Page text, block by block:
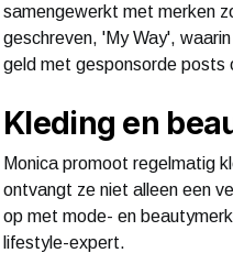
samengewerkt met merken
geschreven, 'My Way',
geld met gesponsorde posts
Kleding en
Monica promoot regelmatig
ontvangt ze niet alleen een
op met mode- en
lifestyle-expert.